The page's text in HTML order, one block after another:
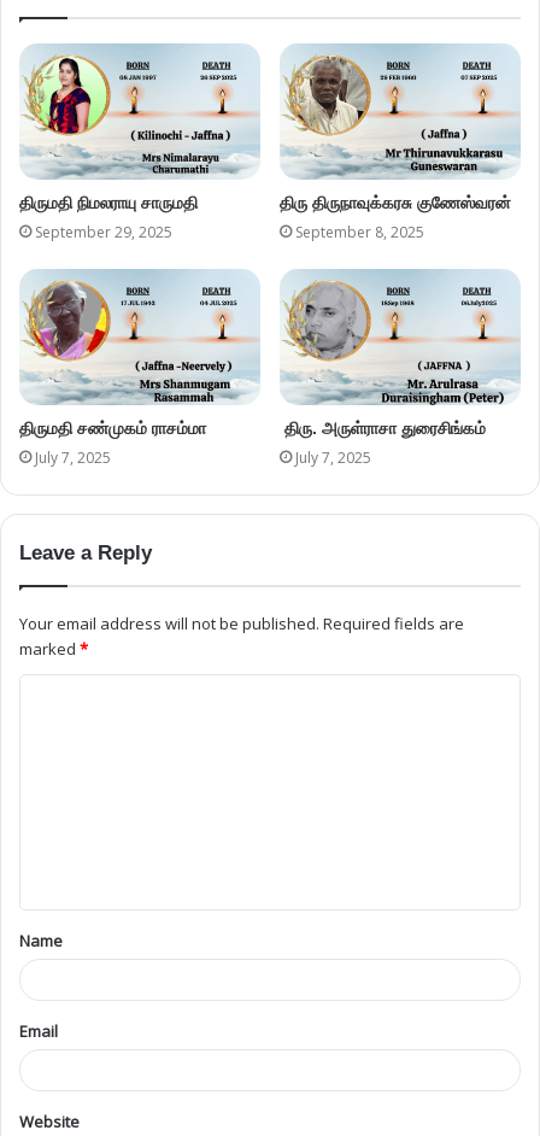
திருமதி நிமலராயு சாருமதி
September 29, 2025
திரு திருநாவுக்கரசு குணேஸ்வரன்
September 8, 2025
திருமதி சண்முகம் ராசம்மா
July 7, 2025
திரு. அருள்ராசா துரைசிங்கம்
July 7, 2025
Leave a Reply
Your email address will not be published. Required fields are
marked *
Name
Email
Website